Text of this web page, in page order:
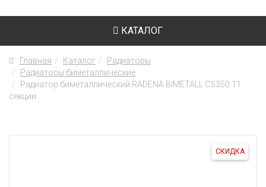
КАТАЛОГ
Главная Каталог
Радиаторы
Радиаторы биметаллические
Радиатор биметаллический RADENA BIMETALL CS350 11
секции
СКИДКА